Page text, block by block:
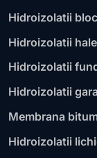
Hidroizolatii
Hidroizolatii hale
Hidroizolatii
Hidroizolatii
Membrana
Hidroizolatii